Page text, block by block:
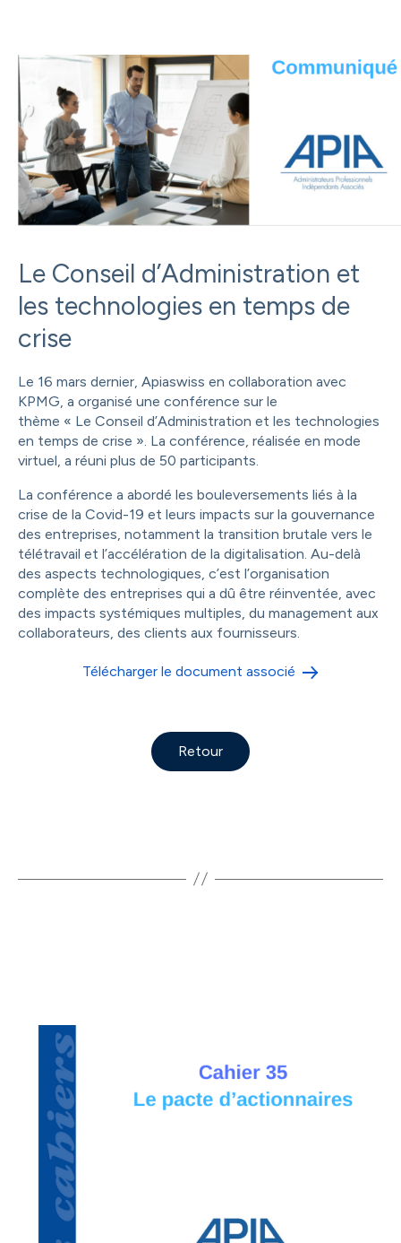
Le Conseil d’Administration et
les technologies en temps de
crise
Le 16 mars dernier, Apiaswiss en collaboration avec
KPMG, a organisé une conférence sur le
thème « Le Conseil d’Administration et les technologies
en temps de crise ». La conférence, réalisée en mode
virtuel, a réuni plus de 50 participants.
La conférence a abordé les bouleversements liés à la
crise de la Covid-19 et leurs impacts sur la gouvernance
des entreprises, notamment la transition brutale vers le
télétravail et l’accélération de la digitalisation. Au-delà
des aspects technologiques, c’est l’organisation
complète des entreprises qui a dû être réinventée, avec
des impacts systémiques multiples, du management aux
collaborateurs, des clients aux fournisseurs.
Télécharger le document associé
Retour